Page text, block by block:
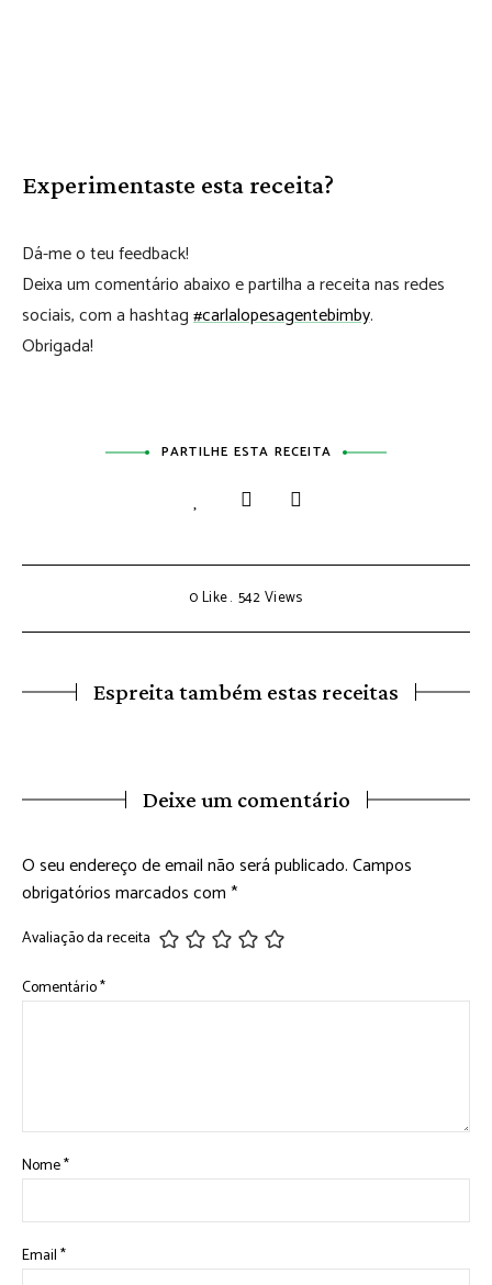
Experimentaste esta receita?
Dá-me o teu feedback!
Deixa um comentário abaixo e partilha a receita nas redes
sociais, com a hashtag#carlalopesagentebimby.
Obrigada!
PARTILHE ESTA RECEITA
0Like 542Views
Espreita também estas receitas
Deixe um comentário
O seu endereço de email não será publicado.Campos
obrigatórios marcados com*
Avaliação da receita
Comentário*
Nome*
Email*